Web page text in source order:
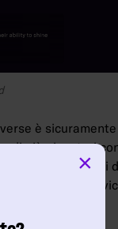
è
di più giocatori
meglio
sostenersi a
in partita.
×